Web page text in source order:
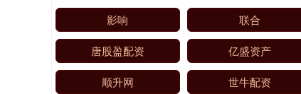
影响 联合
唐股盈配资 亿盛资产
顺升网 世牛配资